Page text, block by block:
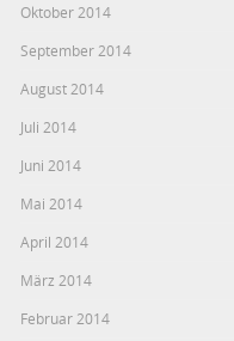
Oktober 2014
September 2014
August 2014
Juli 2014
Juni 2014
Mai 2014
April 2014
März 2014
Februar 2014